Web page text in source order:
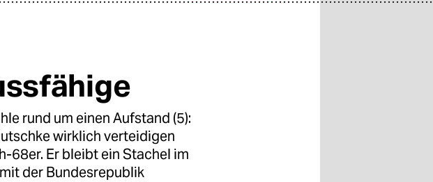
rund um einen Aufstand (5):
wirklich verteidigen
68er. Er bleibt ein Stachel im
der Bundesrepublik